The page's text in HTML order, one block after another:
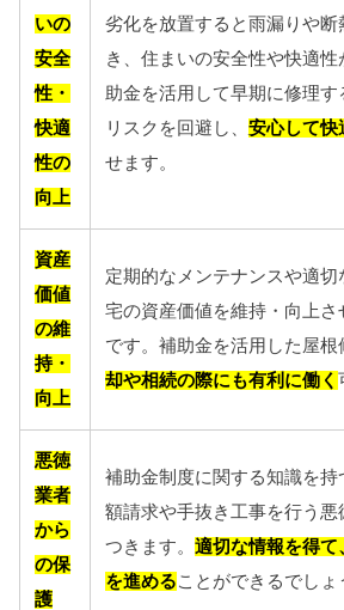
いの
安全
性・
快適
性の
向上
劣化を放置すると雨漏りや断
き、住まいの安全性や快適
助金を活用して早期に修理
リスクを回避し、安心して快
せます。
資産
価値
の維
持・
向上
定期的なメンテナンスや適
宅の資産価値を維持・向上
です。補助金を活用した屋根
却や相続の際にも有利に働く
悪徳
業者
から
の保
護
補助金制度に関する知識を
額請求や手抜き工事を行う
つきます。適切な情報を得
を進めることができるでしょ